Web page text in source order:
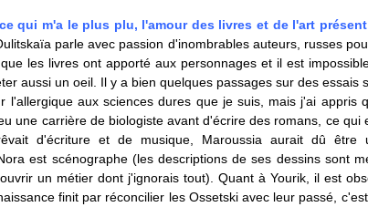
qui m'a le plus plu, l'amour des livres et de l'art
parle avec passion d'inombrables auteurs, russes
les livres ont apporté aux personnages et il est
aussi un oeil. Il y a bien quelques passages sur des essais
l'allergique aux sciences dures que je suis, mais j'ai appris
une carrière de biologiste avant d'écrire des romans, ce qui
d'écriture et de musique, Maroussia aurait dû être
est scénographe (les descriptions de ses dessins sont
un métier dont j'ignorais tout). Quant à Yourik, il est
finit par réconcilier les Ossetski avec leur passé,